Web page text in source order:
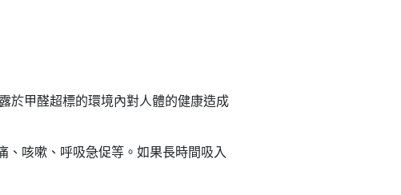
於甲醛超標的環境內對人體的健康造成
咳嗽、呼吸急促等。如果長時間吸入